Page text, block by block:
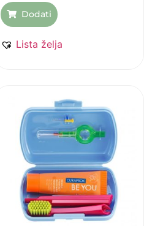
Dodati
Lista želja